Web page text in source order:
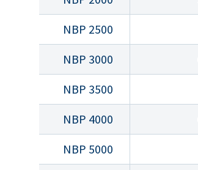
NBP 2500
NBP 3000
NBP 3500
NBP 4000
NBP 5000